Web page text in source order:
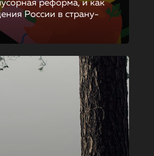
реформа, и как
России в страну-